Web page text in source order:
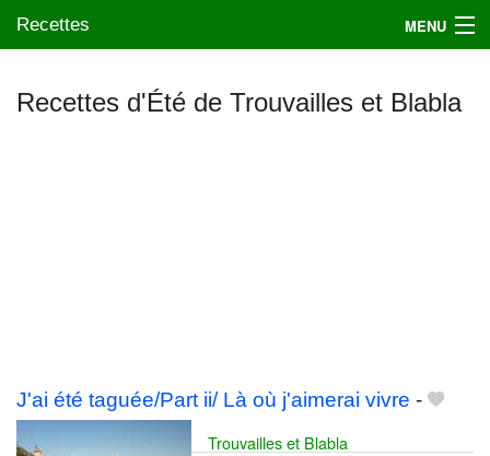
Recettes MENU
Recettes d'Été de Trouvailles et Blabla
J'ai été taguée/Part ii/ Là où j'aimerai vivre -
Trouvailles et Blabla